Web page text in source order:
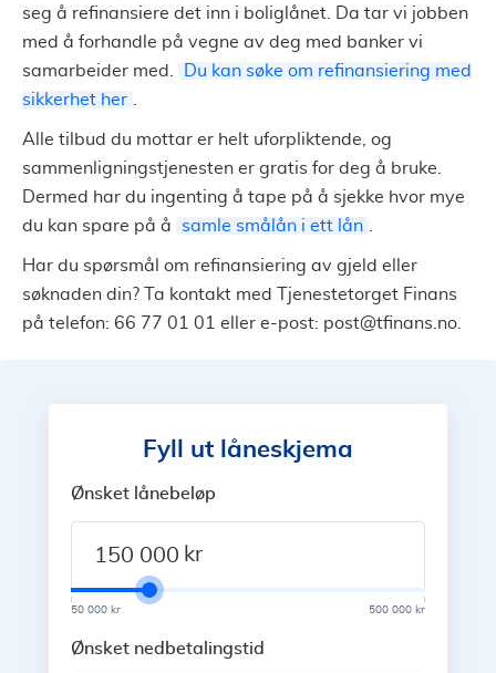
seg å refinansiere det inn i boliglånet. Da tar vi jobben
med å forhandle på vegne av deg med banker vi
samarbeider med.
Du kan søke om refinansiering med
sikkerhet her
Alle tilbud du mottar er helt uforpliktende, og
sammenligningstjenesten er gratis for deg å bruke.
Dermed har du ingenting å tape på å sjekke hvor mye
du kan spare på å
samle smålån i ett lån
Har du spørsmål om refinansiering av gjeld eller
søknaden din? Ta kontakt med Tjenestetorget Finans
på telefon: 66 77 01 01 eller e-post: post@tfinans.no
Fyll ut låneskjema
Ønsket lånebeløp
kr
500 000 kr
50 000 kr
Ønsket nedbetalingstid